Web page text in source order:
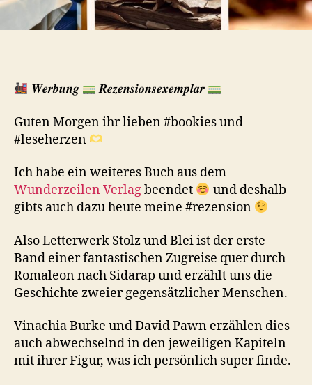
𝑾𝒆𝒓𝒃𝒖𝒏𝒈 𝑹𝒆𝒛𝒆𝒏𝒔𝒊𝒐𝒏𝒔𝒆𝒙𝒆𝒎𝒑𝒍𝒂𝒓
Guten Morgen ihr lieben #bookies und
#leseherzen
Ich habe ein weiteres Buch aus dem
Wunderzeilen Verlagbeendet
und deshalb
gibts auch dazu heute meine #rezension
Also Letterwerk Stolz und Blei ist der erste
Band einer fantastischen Zugreise quer durch
Romaleon nach Sidarap und erzählt uns die
Geschichte zweier gegensätzlicher Menschen.
Vinachia Burke und David Pawn erzählen dies
auch abwechselnd in den jeweiligen Kapiteln
mit ihrer Figur, was ich persönlich super finde.